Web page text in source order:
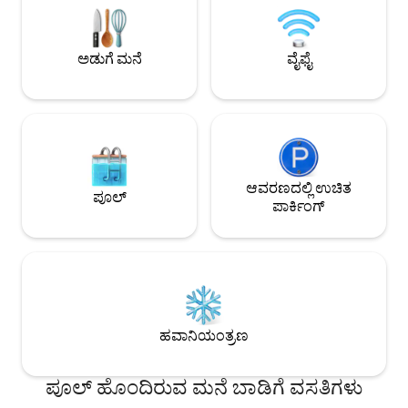
ಇಬ್ಬರು ಸಹೋದರರ ಪರ್ವತ ಮತ್ತು ಅಟ್ಲಾಂಟಿಕ್
ಮಹಾಸಾಗರದ ನಡುವೆ ಇರುವ ಈ ಮನೆ ಎಲ್ಲಾ ರಿಯೊದ
ದಕ್ಷಿಣ ವಲಯದ ಹಾಟ್‌ಸ್ಪಾಟ್‌ಗಳಿಗೆ ಸೂಕ್ತ ಸ್ಥಳದಲ್ಲಿದೆ;
ಸುತ್ತಲೂ", ನಗರದಲ್ಲಿ ದಿನವನ್ನು ಆನಂದಿಸಿ ಮತ್ತು ಈ
ಅಸಾಧಾರಣ ಮನೆಯಲ್ಲಿ ದಿನದ ಕೊನೆಯಲ್ಲಿ
ಚೆಕ್-ಔಟ್ ಹೊಂದಿಕೊಳ್ಳಬಹುದು. ನೈಮೆಯರ್
ಅವೆನ್ಯೂ ಒಂದು ಮಾರ್ಗದ ರಸ್ತೆಯಲ್ಲಿ ಲೆಬ್ಲಾನ್ ಕಡೆಗೆ
6:30 ರಿಂದ 10:30 ರವರೆಗೆ ಸೋಮವಾರದಿಂದ
ಶುಕ್ರವಾರದವರೆಗೆ.
ಟ್ರೇಲ್‌ಗೆ
ಲೇಜ್ ಮತ್ತು ಮಿರಾಂಟೆ
ಕರೆದೊಯ್ಯುತ್ತಾರೆ.
ರಿಯೊವನ್ನು
ಅಡುಗೆ ಮನೆ ವೈಫೈ
ಪೂಲ್
ಆವರಣದಲ್ಲಿ ಉಚಿತ
ಪಾರ್ಕಿಂಗ್
ಹವಾನಿಯಂತ್ರಣ
ಪೂಲ್ ಹೊಂದಿರುವ ಮನೆ ಬಾಡಿಗೆ ವಸತಿಗಳು